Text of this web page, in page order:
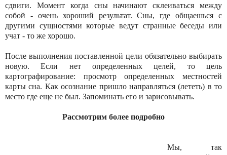
сдвиги. Момент когда сны начинают склеиваться между
собой - очень хороший результат. Сны, где общаешься с
другими сущностями которые ведут странные беседы или
учат - то же хорошо.
После выполнения поставленной цели обязательно выбирать
новую. Если нет определенных целей, то цель
картографирование: просмотр определенных местностей
карты сна. Как осознание пришло направляться (лететь) в то
место где еще не был. Запоминать его и зарисовывать.
Рассмотрим более подробно
Мы, так